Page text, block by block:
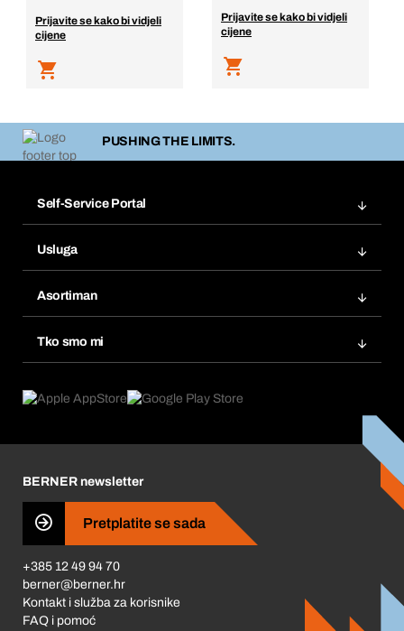
Prijavite se kako bi vidjeli
cijene
Prijavite se kako bi vidjeli
cijene
PUSHING THE LIMITS.
Self-Service Portal
Popisi želja
Ponovno naručivanje
Pretplate
Usluga
Tražitelji proizvoda
Asortiman
Tko smo mi
Što nas pokreće
Business Conduct
BERNER newsletter
Pretplatite se sada
+385 12 49 94 70
berner@berner.hr
Kontakt i služba za korisnike
FAQ i pomoć